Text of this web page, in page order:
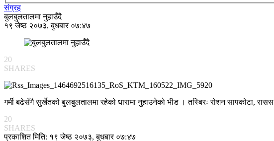
संग्रह
बुलबुलतालमा नुहाउँदै
१९ जेष्ठ २०७३, बुधबार ०७:४७
20
SHARES
गर्मी बढेसँगै सुर्खेतको बुलबुलतालमा रहेको धारामा नुहाउनेको भीड । तस्बिरः रोशन सापकोटा, रासस
20
SHARES
प्रकाशित मिति: १९ जेष्ठ २०७३, बुधबार ०७:४७